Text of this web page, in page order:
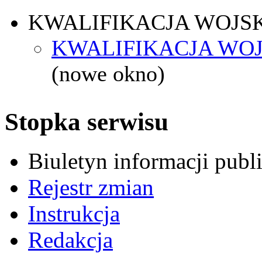
KWALIFIKACJA
KWALIFIKACJA
(nowe okno)
Stopka serwisu
Biuletyn informacji
Rejestr zmian
Instrukcja
Redakcja